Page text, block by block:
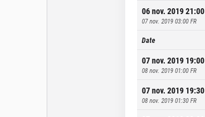
06 nov. 2019 21:00
07 nov. 2019 03:00 FR
Date
07 nov. 2019 19:00
08 nov. 2019 01:00 FR
07 nov. 2019 19:30
08 nov. 2019 01:30 FR